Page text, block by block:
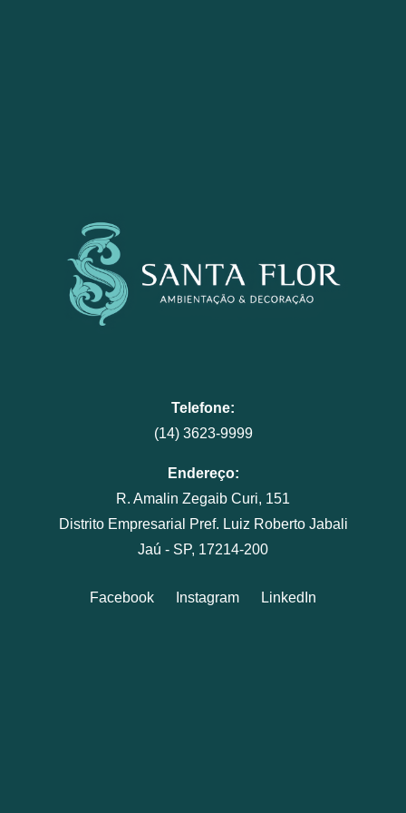
Telefone:
(14) 3623-9999
Endereço:
R. Amalin Zegaib Curi, 151
Distrito Empresarial Pref. Luiz Roberto Jabali
Jaú - SP, 17214-200
Facebook Instagram LinkedIn